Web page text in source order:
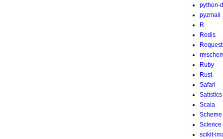
python-
pyzmail
R
Redis
Ruby
Rust
Safari
Satistics
Scala
Scheme
Science
scikit-